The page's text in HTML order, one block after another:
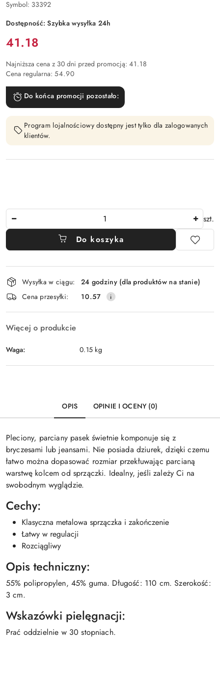
Symbol: 33392
Dostępność:Szybka wysyłka 24h
Cena:
41.18
Najniższa cena z 30 dni przed promocją: 41.18
Cena regularna: 54.90
Do końca promocji pozostało:
Program lojalnościowy dostępny jest tylko dla zalogowanych
klientów.
szt.
Do koszyka
Dostępność
i
dostawa
Wysyłka w ciągu:
24 godziny (dla produktów na stanie)
Cena przesyłki:
10.57
Więcej o produkcie
Waga: 0.15 kg
OPIS OPINIE I OCENY (0)
Pleciony, parciany pasek świetnie komponuje się z
bryczesami lub jeansami. Nie posiada dziurek, dzięki czemu
łatwo można dopasować rozmiar przekłuwając parcianą
warstwę kolcem od sprzączki. Idealny, jeśli zależy Ci na
swobodnym wyglądzie.
Cechy:
Klasyczna metalowa sprzączka i zakończenie
Łatwy w regulacji
Rozciągliwy
Opis techniczny:
55% polipropylen, 45% guma. Długość: 110 cm. Szerokość:
3 cm.
Wskazówki pielęgnacji:
Prać oddzielnie w 30 stopniach.